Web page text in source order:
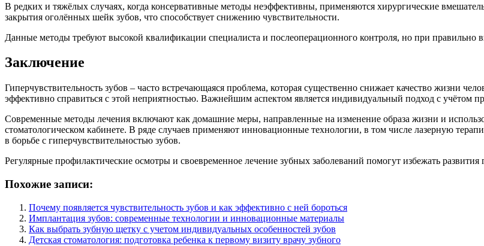
В редких и тяжёлых случаях, когда консервативные методы неэффективны, применяются хирургические
закрытия оголённых шейк зубов, что способствует снижению чувствительности.
Данные методы требуют высокой квалификации специалиста и послеоперационного контроля, но при правильно
Заключение
Гиперчувствительность зубов – часто встречающаяся проблема, которая существенно снижает качество жизни
эффективно справиться с этой неприятностью. Важнейшим аспектом является индивидуальный подход с учётом
Современные методы лечения включают как домашние меры, направленные на изменение образа жизни и
стоматологическом кабинете. В ряде случаев применяют инновационные технологии, в том числе лазерную
в борьбе с гиперчувствительностью зубов.
Регулярные профилактические осмотры и своевременное лечение зубных заболеваний помогут избежать
Похожие записи:
Почему появляется чувствительность зубов и как эффективно с ней бороться
Имплантация зубов: современные технологии и инновационные материалы
Как выбрать зубную щетку с учетом индивидуальных особенностей зубов
Детская стоматология: подготовка ребенка к первому визиту врачу зубного